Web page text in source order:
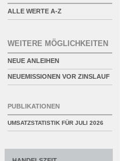
ALLE WERTE A-Z
WEITERE MÖGLICHKEITEN
NEUE ANLEIHEN
NEUEMISSIONEN VOR ZINSLAUF
PUBLIKATIONEN
UMSATZSTATISTIK FÜR JULI 2026